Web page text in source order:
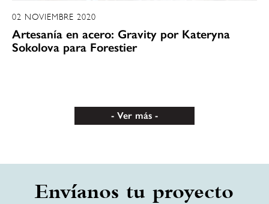
02 NOVIEMBRE 2020
Artesanía en acero: Gravity por Kateryna
Sokolova para Forestier
Ver más
Envíanos tu proyecto